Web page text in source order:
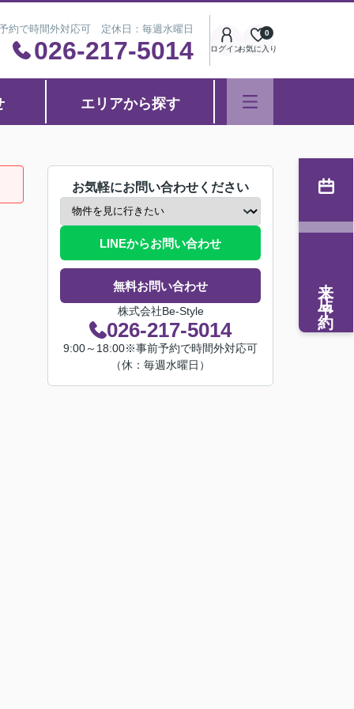
約で時間外対応可 定休日：毎週水曜日
026-217-5014 ログインお気に入り
0
エリアから探す
お気軽にお問い合わせください
LINEからお問い合わせ
無料お問い合わせ
株式会社Be-Style
026-217-5014
9:00～18:00※事前予約で時間外対応可
（休：毎週水曜日）
来店予約